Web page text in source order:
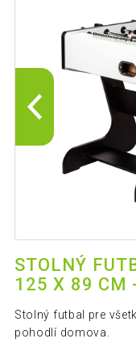
STOLNÝ
125 X 89 CM
Stolný futbal pre
pohodlí domova.